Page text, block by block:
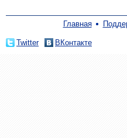
Главная
Twitter ВКонтакте